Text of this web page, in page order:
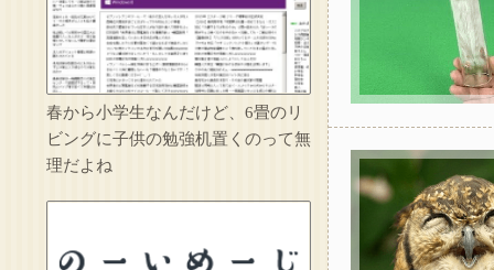
春から小学生なんだけど、6畳のリ
ビングに子供の勉強机置くのって無
理だよね